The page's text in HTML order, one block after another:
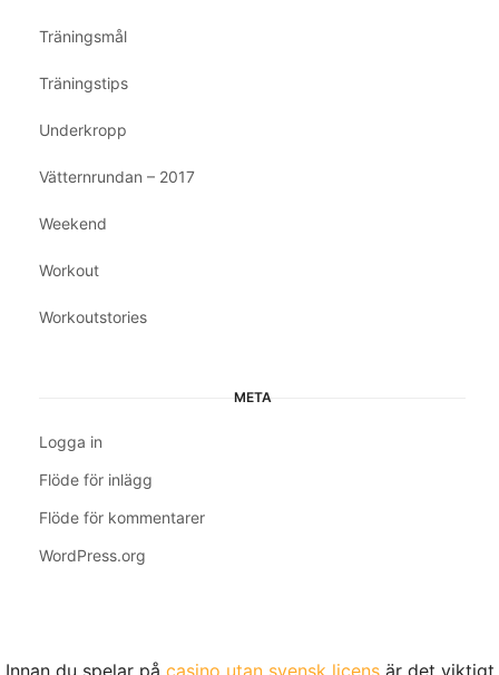
Träningsmål
Träningstips
Underkropp
Vätternrundan – 2017
Weekend
Workout
Workoutstories
META
Logga in
Flöde för inlägg
Flöde för kommentarer
WordPress.org
Innan du spelar på casino utan svensk licensär det viktigt